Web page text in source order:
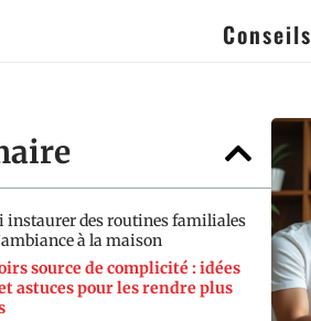
Conseils
instaurer des routines familiales
à la maison
source de complicité : idées
astuces pour les rendre plus